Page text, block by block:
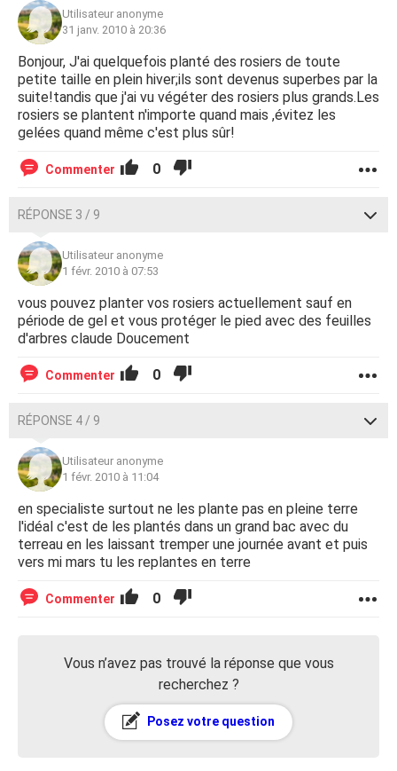
Utilisateur anonyme
31 janv. 2010 à 20:36
Bonjour, J'ai quelquefois planté des rosiers de toute
petite taille en plein hiver;ils sont devenus superbes par la
suite!tandis que j'ai vu végéter des rosiers plus grands.Les
rosiers se plantent n'importe quand mais ,évitez les
gelées quand même c'est plus sûr!
Commenter 0
RÉPONSE 3 / 9
Utilisateur anonyme
1 févr. 2010 à 07:53
vous pouvez planter vos rosiers actuellement sauf en
période de gel et vous protéger le pied avec des feuilles
d'arbres claude Doucement
Commenter 0
RÉPONSE 4 / 9
Utilisateur anonyme
1 févr. 2010 à 11:04
en specialiste surtout ne les plante pas en pleine terre
l'idéal c'est de les plantés dans un grand bac avec du
terreau en les laissant tremper une journée avant et puis
vers mi mars tu les replantes en terre
Commenter 0
Vous n’avez pas trouvé la réponse que vous
recherchez ?
Posez votre question